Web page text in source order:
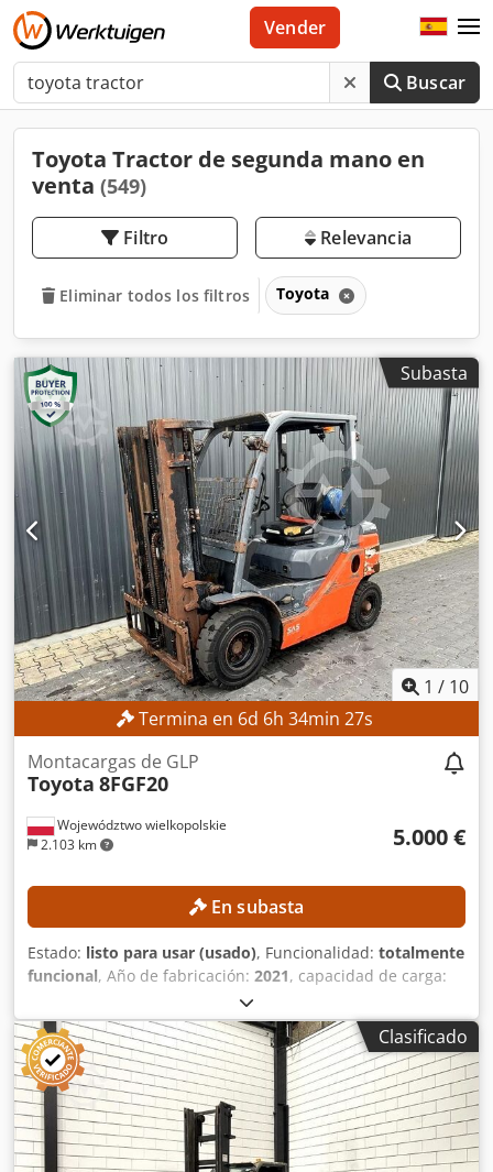
Buscar
Vender
Toyota Tractor de segunda mano en
venta (549)
Filtro Relevancia
Eliminar todos los filtros Toyota
Subasta
1 / 10
Termina en 6d 6h 34min 25s
Województwo wielkopolskie
2.103 km
Montacargas de GLP
Toyota 8FGF20
5.000 €
En subasta
Estado: listo para usar (usado), Funcionalidad: totalmente
funcional, Año de fabricación: 2021, capacidad de carga:
, altura de elevación:4.300 mm
1.330 mm, tipo de mástil:triple, altura de construcción:
1.975 mm, Sin precio mínimo: ¡garantizamos la venta al
precio más alto! ESPECIFICACIONES TÉCNICAS Capacidad
de carga: 2.000 kg Altura de elevación: 4.300 mm Elevación
libre: 1.330 mm Altura total: 1.975 mm DETALLES DE LA
MÁQUINA Tipo de combustible: Gas Tipo de mástil: Tríplex
Clase ISO: 2 Rango de capacidad de carga de la clase ISO
Clasificado